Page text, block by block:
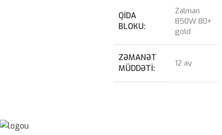
QIDA
BLOKU
Zalman
850W 80+
gold
ZƏMANƏT
MÜDDƏTI
12 ay